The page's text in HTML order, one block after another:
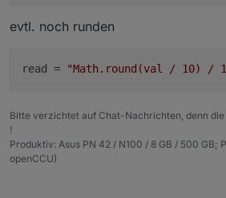
    "unit": "Wh",
    "read": true,
  "native": {
"ID":
evtl. noch runden
read = "Math.round(val / 10) /
Bitte verzichtet auf Chat-Nachrichten, denn
!
Produktiv: Asus PN 42 / N100 / 8 GB / 500 GB;
openCCU)